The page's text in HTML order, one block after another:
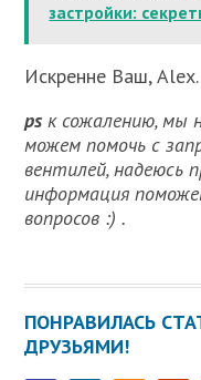
застройки:
Искренне Ваш, Alex.
ps к сожалению, мы
можем помочь с
вентилей, надеюсь
информация
вопросов :) .
ПОНРАВИЛАСЬ
ДРУЗЬЯМИ!